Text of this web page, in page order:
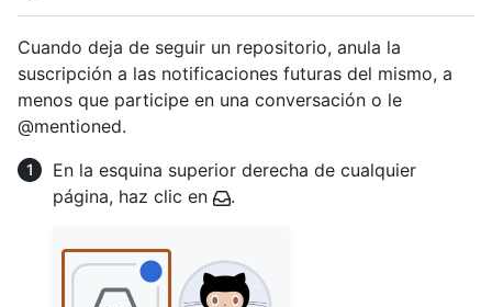
Cuando deja de seguir un repositorio, anula la
suscripción a las notificaciones futuras del mismo, a
menos que participe en una conversación o le
@mentioned.
En la esquina superior derecha de cualquier
página, haz clic en
.